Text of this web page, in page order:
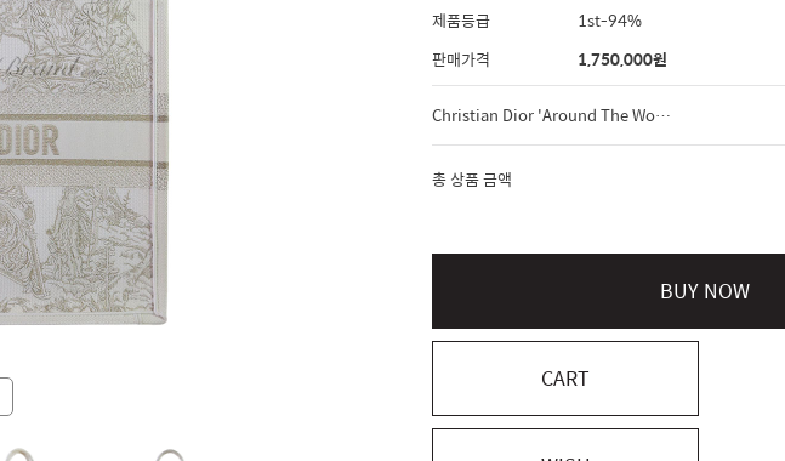
제품등급
1st-94%
판매가격
1,750,000원
Christian Dior 'Around The World' 라지 북토트 백
총 상품 금액
BUY NOW
CART